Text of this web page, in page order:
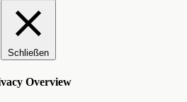
Schließen
Overview